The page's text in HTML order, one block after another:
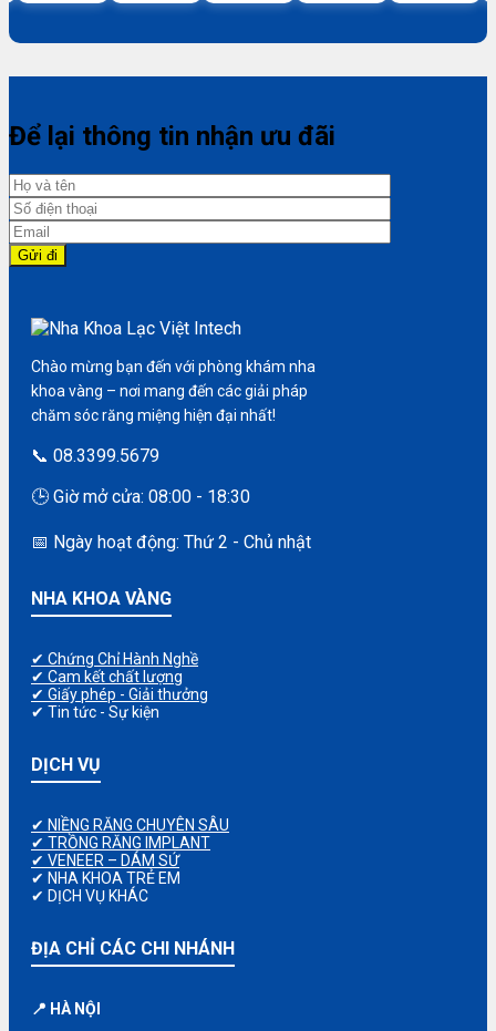
Để lại thông tin nhận ưu đãi
Chào mừng bạn đến với phòng khám nha
khoa vàng – nơi mang đến các giải pháp
chăm sóc răng miệng hiện đại nhất!
📞 08.3399.5679
🕒 Giờ mở cửa: 08:00 - 18:30
📅 Ngày hoạt động: Thứ 2 - Chủ nhật
NHA KHOA VÀNG
✔ Chứng Chỉ Hành Nghề
✔ Cam kết chất lượng
✔ Giấy phép - Giải thưởng
✔ Tin tức - Sự kiện
DỊCH VỤ
✔ NIỀNG RĂNG CHUYÊN SÂU
✔ TRỒNG RĂNG IMPLANT
✔ VENEER – DÁM SỨ
✔ NHA KHOA TRẺ EM
✔ DỊCH VỤ KHÁC
ĐỊA CHỈ CÁC CHI NHÁNH
📍 HÀ NỘI